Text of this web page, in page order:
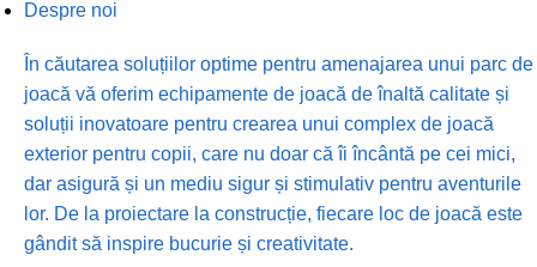
Despre noi
În căutarea soluțiilor optime pentru amenajarea unui parc de
joacă vă oferim echipamente de joacă de înaltă calitate și
soluții inovatoare pentru crearea unui complex de joacă
exterior pentru copii, care nu doar că îi încântă pe cei mici,
dar asigură și un mediu sigur și stimulativ pentru aventurile
lor. De la proiectare la construcție, fiecare loc de joacă este
gândit să inspire bucurie și creativitate.